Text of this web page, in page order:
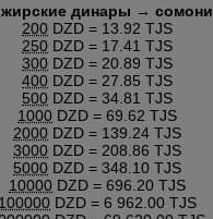
динары → сомони
200 DZD = 13.92 TJS
250 DZD = 17.41 TJS
300 DZD = 20.89 TJS
400 DZD = 27.85 TJS
500 DZD = 34.81 TJS
1000 DZD = 69.62 TJS
2000 DZD = 139.24 TJS
3000 DZD = 208.86 TJS
5000 DZD = 348.10 TJS
10000 DZD = 696.20 TJS
100000 DZD = 6 962.00 TJS